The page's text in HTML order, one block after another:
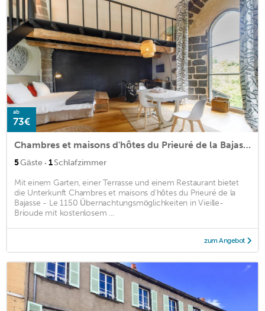
ab
73€
Chambres et maisons d'hôtes du Prieuré de la Bajasse - Le 1150
5Gäste · 1Schlafzimmer
Mit einem Garten, einer Terrasse und einem Restaurant bietet
die Unterkunft Chambres et maisons d'hôtes du Prieuré de la
Bajasse - Le 1150 Übernachtungsmöglichkeiten in Vieille-
Brioude mit kostenlosem ...
zum Angebot